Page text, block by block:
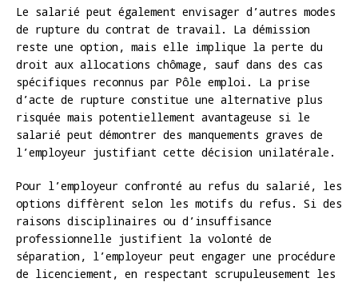
Le salarié peut également envisager d’autres modes
de rupture du contrat de travail. La démission
reste une option, mais elle implique la perte du
droit aux allocations chômage, sauf dans des cas
spécifiques reconnus par Pôle emploi. La prise
d’acte de rupture constitue une alternative plus
risquée mais potentiellement avantageuse si le
salarié peut démontrer des manquements graves de
l’employeur justifiant cette décision unilatérale.
Pour l’employeur confronté au refus du salarié, les
options diffèrent selon les motifs du refus. Si des
raisons disciplinaires ou d’insuffisance
professionnelle justifient la volonté de
séparation, l’employeur peut engager une procédure
de licenciement, en respectant scrupuleusement les